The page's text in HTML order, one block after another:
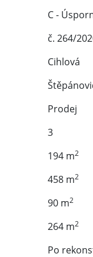
C -
č. 264/
Cihlová
Prodej
3
194 m2
458 m2
90 m2
264 m2
Po